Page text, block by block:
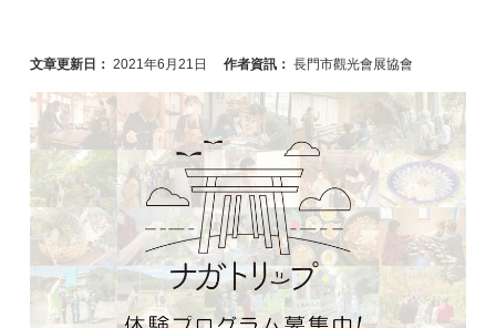
文章更新日： 2021年6月21日 作者資訊： 長門市觀光會展協會